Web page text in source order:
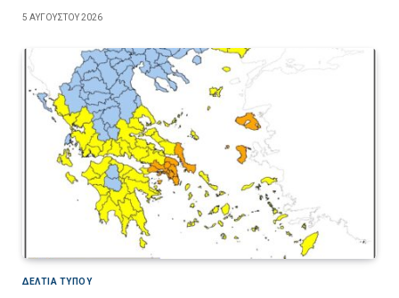
5 ΑΥΓΟΎΣΤΟΥ 2026
ΔΕΛΤΙΑ ΤΥΠΟΥ